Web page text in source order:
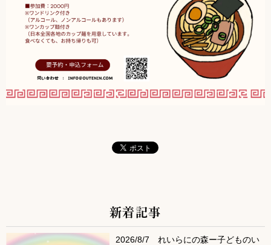
サブコンテンツ
新着記事
2026/8/7 れいらにの森ー子どものい